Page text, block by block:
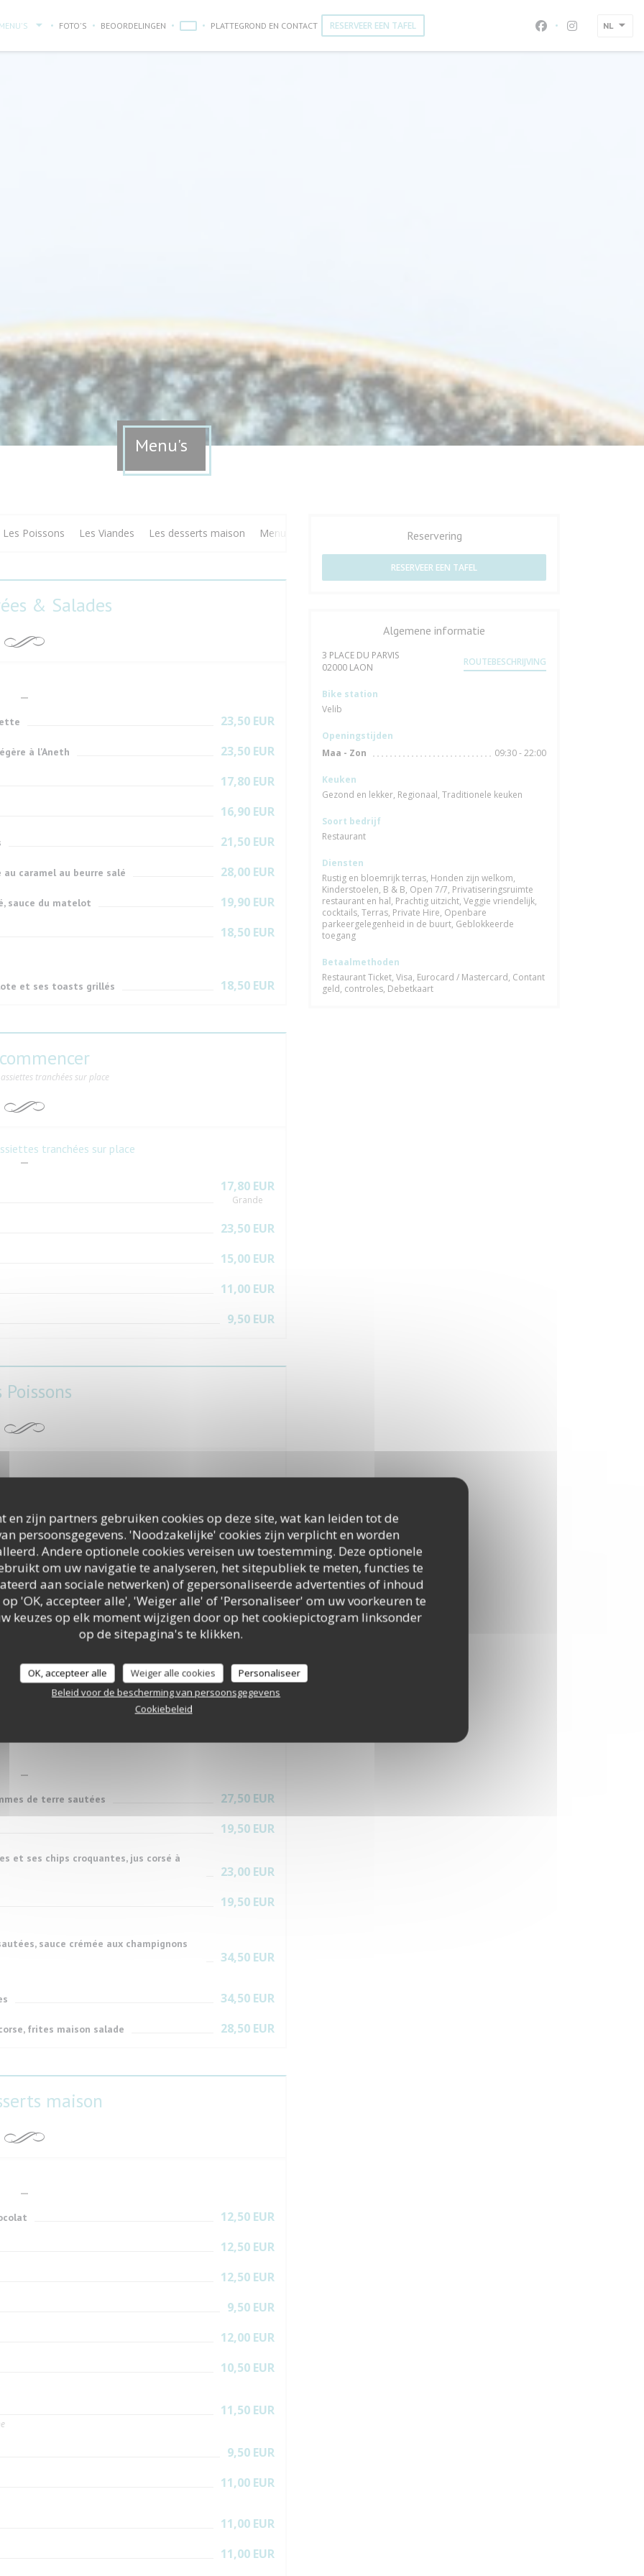
en zijn partners gebruiken cookies op deze site, wat kan leiden tot de
persoonsgegevens. 'Noodzakelijke' cookies zijn verplicht en worden
Andere optionele cookies vereisen uw toestemming. Deze optionele
om uw navigatie te analyseren, het sitepubliek te meten, functies te
aan sociale netwerken) of gepersonaliseerde advertenties of inhoud
op 'OK, accepteer alle', 'Weiger alle' of 'Personaliseer' om uw voorkeuren te
keuzes op elk moment wijzigen door op het cookiepictogram linksonder
op de sitepagina's te klikken.
OK, accepteer alle Weiger alle cookies
Personaliseer
Beleid voor de bescherming van persoonsgegevens
Cookiebeleid
MENU'S FOTO'S BEOORDELINGEN ((OPENT IN EEN NIEUW VENSTER))
PLATTEGROND EN CONTACT RESERVEER EEN TAFEL Facebook ((opent
Instagram
NL
Menu's
Les Poissons Les Viandes Les desserts maison Menu du Terroir Picard Menu Gourmand
& Salades
23,50 EUR
à l'Aneth 23,50 EUR
17,80 EUR
16,90 EUR
21,50 EUR
caramel au beurre salé 28,00 EUR
sauce du matelot 19,90 EUR
18,50 EUR
et ses toasts grillés 18,50 EUR
tranchées sur place
tranchées sur place
17,80 EUR
Grande
23,50 EUR
15,00 EUR
11,00 EUR
9,50 EUR
Poissons
19,90 EUR
de Risotto Crémeux, sauce du matelot 29,00 EUR
de terre persillées 32,50 EUR
Viandes
de terre sautées 27,50 EUR
19,50 EUR
et ses chips croquantes, jus corsé à
23,00 EUR
19,50 EUR
sauce crémée aux champignons
34,50 EUR
34,50 EUR
frites maison salade 28,50 EUR
maison
12,50 EUR
12,50 EUR
12,50 EUR
9,50 EUR
12,00 EUR
10,50 EUR
11,50 EUR
9,50 EUR
11,00 EUR
11,00 EUR
11,00 EUR
Reservering
RESERVEER EEN TAFEL
Algemene informatie
3 PLACE DU PARVIS
02000 LAON ((opent in een nieuw venster))ROUTEBESCHRIJVING
Bike station
Velib
Openingstijden
Maa - Zon 09:30 - 22:00
Keuken
Gezond en lekker, Regionaal, Traditionele keuken
Soort bedrijf
Restaurant
Diensten
Rustig en bloemrijk terras, Honden zijn welkom,
Kinderstoelen, B & B, Open 7/7, Privatiseringsruimte
restaurant en hal, Prachtig uitzicht, Veggie vriendelijk,
cocktails, Terras, Private Hire, Openbare
parkeergelegenheid in de buurt, Geblokkeerde
toegang
Betaalmethoden
Restaurant Ticket, Visa, Eurocard / Mastercard, Contant
geld, controles, Debetkaart